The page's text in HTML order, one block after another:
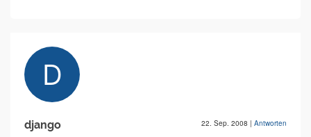
django 22. Sep. 2008 | Antworten